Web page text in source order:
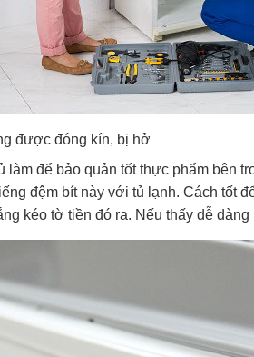
được đóng kín, bị hở
làm để bảo quản tốt thực phẩm bên
đệm bít này với tủ lạnh. Cách tốt
kéo tờ tiền đó ra. Nếu thấy dễ